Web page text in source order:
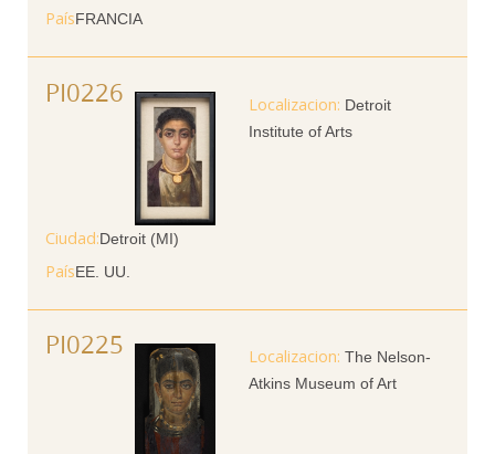
PaísFRANCIA
PI0226
Detroit
Institute of Arts
Ciudad Detroit (MI)
PaísEE. UU.
PI0225
The Nelson-
Atkins Museum of Art